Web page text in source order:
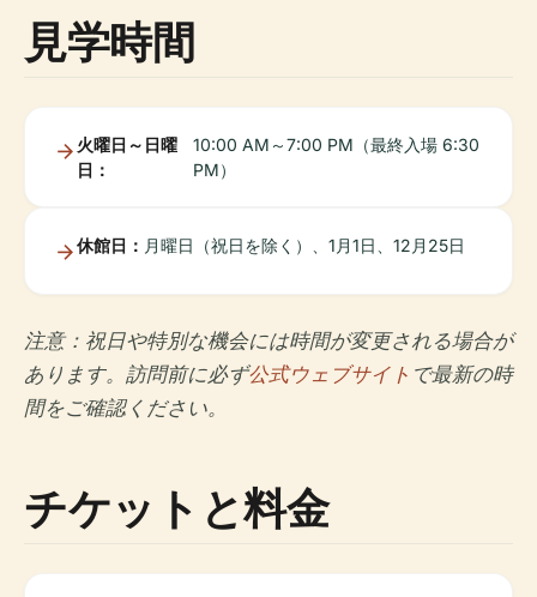
見学時間
火曜日～日曜
日：
10:00 AM～7:00 PM（最終入場 6:30
PM）
休館日： 月曜日（祝日を除く）、1月1日、12月25日
注意：祝日や特別な機会には時間が変更される場合が
あります。訪問前に必ず公式ウェブサイト で最新の時
間をご確認ください。
チケットと料金